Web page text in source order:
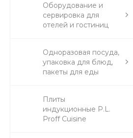
Оборудование и
сервировка для
отелей и гостиниц
Одноразовая посуда,
упаковка для блюд,
пакеты для еды
Плиты
индукционные P.L.
Proff Cuisine